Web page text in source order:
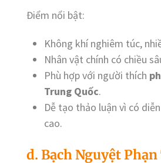
Điểm nổi bật:
Không khí nghiêm túc,
Nhân vật chính có chiều
Phù hợp với người thích
Trung Quốc.
Dễ tạo thảo luận vì có
cao.
d. Bạch Nguyệt